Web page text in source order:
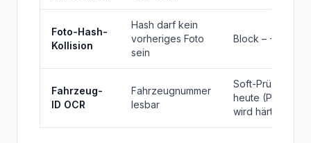
Foto-Hash-
Kollision
Hash darf kein
vorheriges Foto
sein
Block – +20
Fahrzeug-
ID OCR
Fahrzeugnummer
lesbar
Soft-Prüfung
heute (Phase 4
wird härten)